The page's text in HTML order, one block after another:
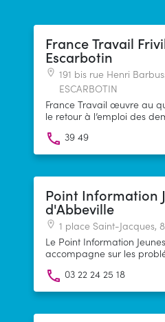
France Travail
Escarbotin
191 bis rue Henri
ESCARBOTIN
France Travail œuvre au
le retour à l’emploi des
entreprises des réponses
besoins de recrutement.
39 49
Point Information
d'Abbeville
1 place Saint-Jacques,
Le Point Information
accompagne sur les
jeunesse : orientation,
engagement...
03 22 24 25 18